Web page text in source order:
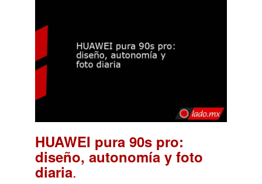
HUAWEI pura 90s pro:
diseño, autonomía y foto
diaria.